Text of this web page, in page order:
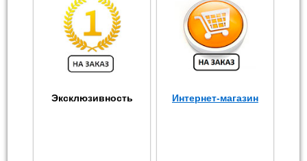
Эксклюзивность Интернет-магазин